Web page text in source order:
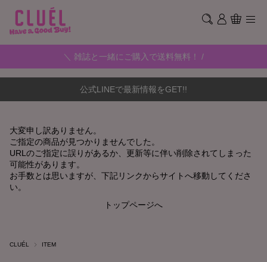
＼ 雑誌と一緒にご購入で送料無料！ /
公式LINEで最新情報をGET!!
大変申し訳ありません。
ご指定の商品が見つかりませんでした。
URLのご指定に誤りがあるか、更新等に伴い削除されてしまった
可能性があります。
お手数とは思いますが、下記リンクからサイトへ移動してくださ
い。
トップページへ
CLUÉL ITEM